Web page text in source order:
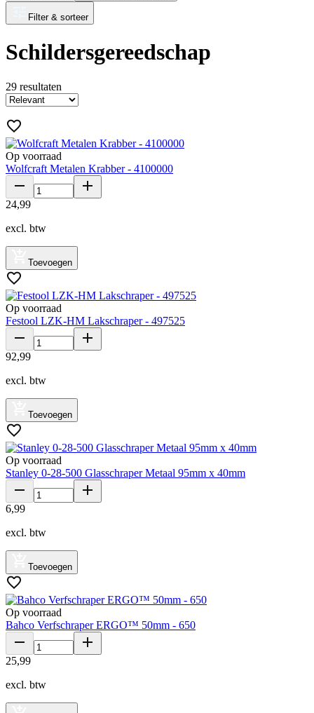
Filter & sorteer
Schildersgereedschap
29 resultaten
Op voorraad
Wolfcraft Metalen Krabber - 4100000
24,99
excl. btw
Toevoegen
Op voorraad
Festool LZK-HM Lakschraper - 497525
92,99
excl. btw
Toevoegen
Op voorraad
Stanley 0-28-500 Glasschraper Metaal 95mm x 40mm
6,99
excl. btw
Toevoegen
Op voorraad
Bahco Verfschraper ERGO™ 50mm - 650
25,99
excl. btw